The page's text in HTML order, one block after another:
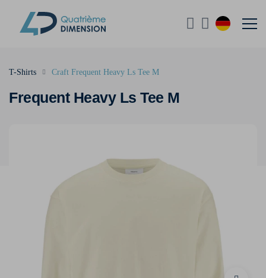
Frequent Heavy Ls Tee M
T-Shirts Craft Frequent Heavy Ls Tee M